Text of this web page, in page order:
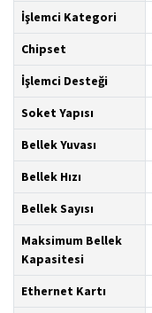
İşlemci Kategori
Chipset
İşlemci Desteği
Soket Yapısı
Bellek Yuvası
Bellek Hızı
Bellek Sayısı
Maksimum Bellek
Kapasitesi
Ethernet Kartı